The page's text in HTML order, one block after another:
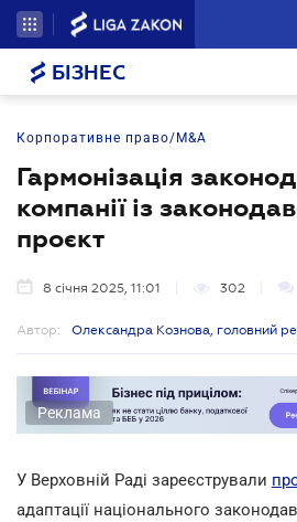
БІЗНЕС
Корпоративне право/M&A
Гармонізація
компанії із
проєкт
8 січня 2025, 11:01 302
Автор: Олександра Кознова, головний
Реклама
У Верховній Раді зареєстрували
адаптації національного